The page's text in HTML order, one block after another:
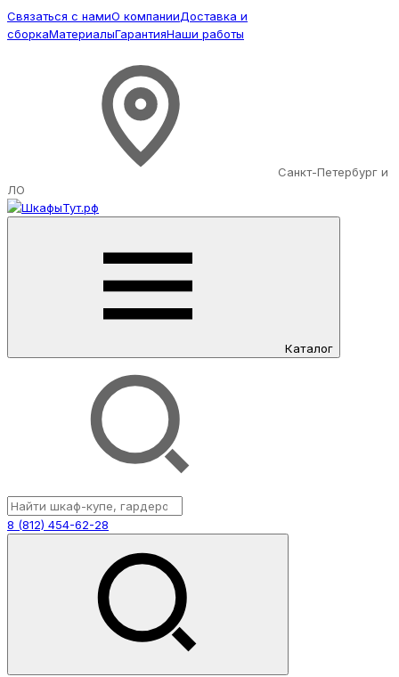
Связаться с намиО компанииДоставка и
сборкаМатериалыГарантияНаши работы
Санкт-Петербург и
ЛО
Каталог
8 (812) 454-62-28